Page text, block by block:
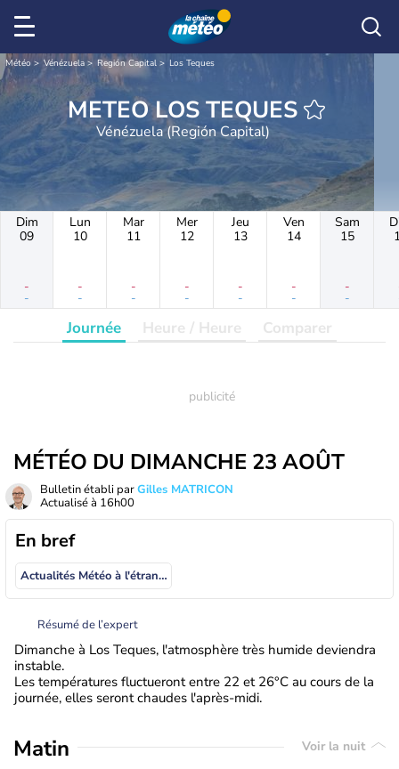
Météo Vénézuela Región Capital Los Teques
METEO LOS TEQUES
Vénézuela (Región Capital)
Dim
09
-
-
Lun
10
-
-
Mar
11
-
-
Mer
12
-
-
Jeu
13
-
-
Ven
14
-
-
Sam
15
-
-
Journée Heure / Heure Comparer
MÉTÉO DU DIMANCHE 23 AOÛT
Bulletin établi parGilles MATRICON
Actualisé à 16h00
En bref
Actualités Météo à l'étranger
Résumé de l’expert
Dimanche à Los Teques, l'atmosphère très humide deviendra
instable.
Les températures fluctueront entre 22 et 26°C au cours de la
journée, elles seront chaudes l'après-midi.
Matin Voir la nuit